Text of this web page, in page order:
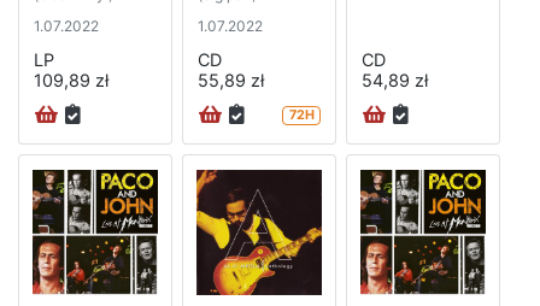
1.07.2022
LP
109,89 zł
1.07.2022
CD
55,89 zł
72H
CD
54,89 zł